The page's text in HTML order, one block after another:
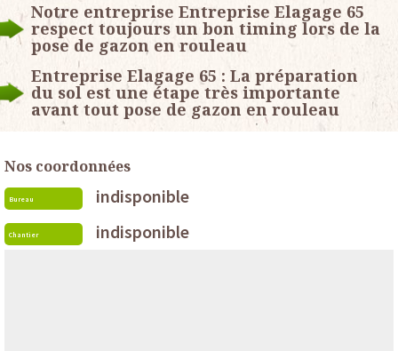
Notre entreprise Entreprise Elagage 65
respect toujours un bon timing lors de la
pose de gazon en rouleau
Entreprise Elagage 65 : La préparation
du sol est une étape très importante
avant tout pose de gazon en rouleau
Nos coordonnées
Bureau indisponible
Chantier indisponible